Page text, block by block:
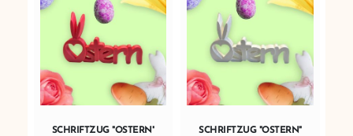
SCHRIFTZUG "OSTERN" SCHRIFTZUG "OSTERN"